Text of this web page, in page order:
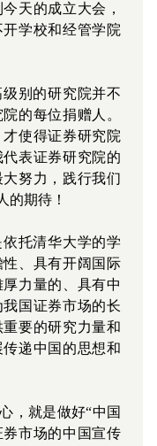
天的成立大会，
学校和经管学院
别的研究院并不
的每位捐赠人。
使得证券研究院
表证券研究院的
努力，践行我们
的期待！
托清华大学的学
、具有开阔国际
力量的、具有中
国证券市场的长
要的研究力量和
递中国的思想和
，就是做好“中国
市场的中国宣传